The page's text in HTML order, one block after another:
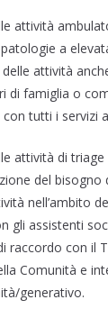
attività
a
attività
di famiglia o
tutti i servizi
attività di
del bisogno
nell’ambito
gli assistenti
con il
Comunità e
generativo.